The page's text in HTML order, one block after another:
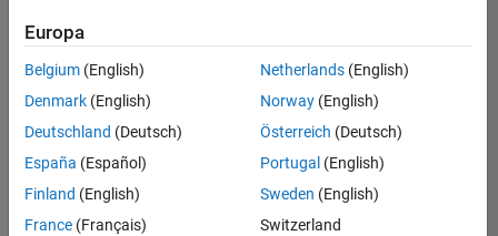
puestos
disponibles
que
se
correspondan
con
sus
criterios
de
búsqueda.
Europa
Belgium (English)
Denmark (English)
Deutschland (Deutsch)
España (Español)
Finland (English)
France (Français)
Netherlands(English)
Norway(English)
Österreich (Deutsch)
Portugal (English)
Sweden (English)
Switzerland